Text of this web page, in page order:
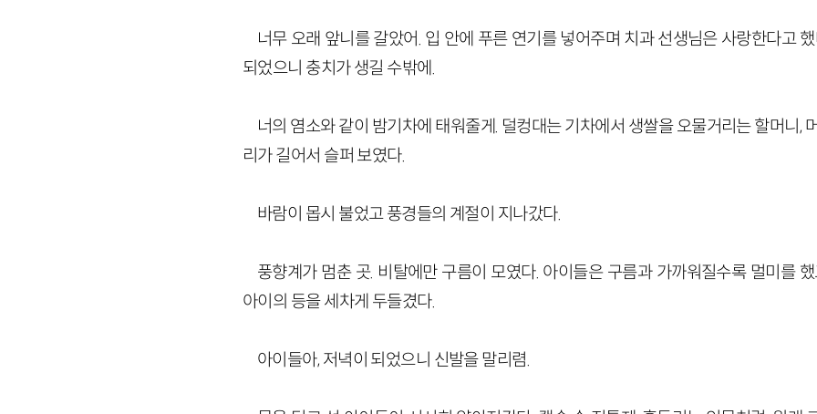
너무 오래 앞니를 갈았어. 입 안에 푸른 연기를 넣어주며 치과 선생님은 사랑한다고
되었으니 충치가 생길 수밖에.
너의 염소와 같이 밤기차에 태워줄게. 덜컹대는 기차에서 생쌀을 오물거리는 할머니,
리가 길어서 슬퍼 보였다.
바람이 몹시 불었고 풍경들의 계절이 지나갔다.
풍향계가 멈춘 곳. 비탈에만 구름이 모였다. 아이들은 구름과 가까워질수록 멀미를
아이의 등을 세차게 두들겼다.
아이들아, 저녁이 되었으니 신발을 말리렴.